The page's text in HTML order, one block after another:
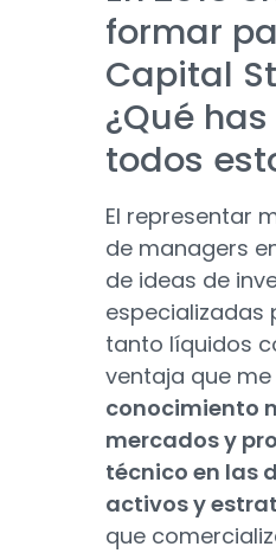
formar
Capital
¿Qué
todos
El representar
de managers
de ideas de
especializadas
tanto líquidos
ventaja que
conocimiento
mercados y
técnico en las
activos y
que